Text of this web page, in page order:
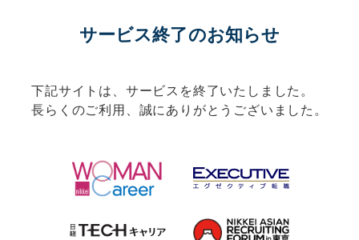
サービス終了のお知らせ
下記サイトは、サービスを終了いたしました。
長らくのご利用、誠にありがとうございました。